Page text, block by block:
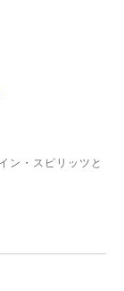
ン・スピリッツと